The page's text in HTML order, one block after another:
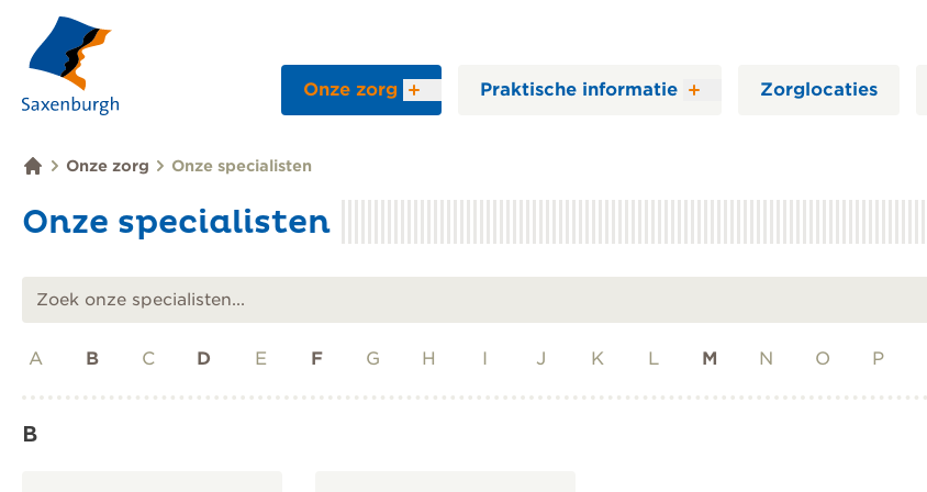
Onze zorg Praktische informatie Zorglocaties
Onze zorg Onze specialisten
Onze specialisten
A B C D E F G H I J K L M N O P
B